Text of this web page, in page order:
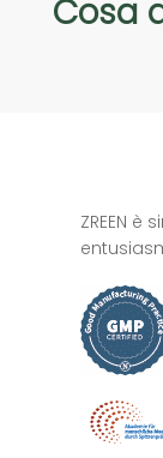
Cosa
ZREEN